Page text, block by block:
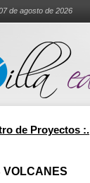
de agosto de 2026
de Proyectos :.
VOLCANES